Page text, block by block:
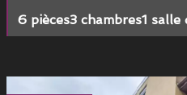
6 pièces3 chambres1 salle